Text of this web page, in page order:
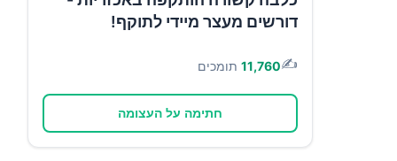
דורשים מעצר מיידי לתוקף!
✍️
11,760 תומכים
חתימה על העצומה